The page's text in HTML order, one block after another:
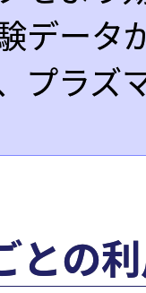
データ
プラズ
との